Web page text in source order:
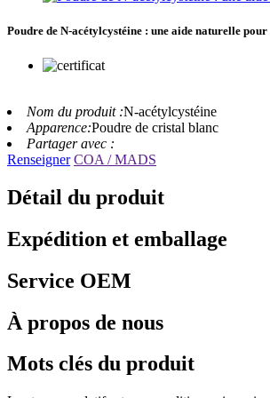
Poudre de N-acétylcystéine : une aide naturelle
Nom du produit :N-acétylcystéine
Apparence:Poudre de cristal blanc
Partager avec :
Renseigner COA / MADS
Détail du produit
Expédition et emballage
Service OEM
À propos de nous
Mots clés du produit